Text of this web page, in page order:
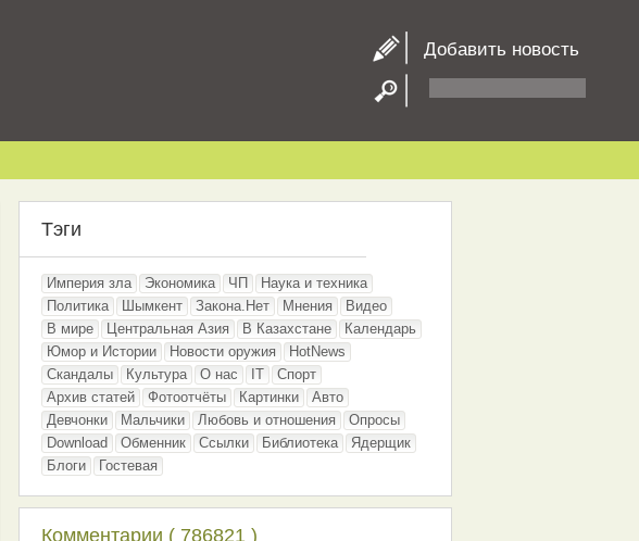
Добавить новость
Тэги
Империя зла Экономика ЧП
Наука и техника
Политика
Шымкент Закона.Нет Мнения
Видео
В мире
Центральная Азия В Казахстане
Календарь
Юмор и Истории
Новости оружия
HotNews
Скандалы
Культура О нас IT
Спорт
Архив статей
Фотоотчёты Картинки
Авто
Девчонки
Мальчики Любовь и отношения
Опросы
Download
Обменник Ссылки Библиотека
Ядерщик
Блоги
Гостевая
Комментарии ( 786821 )